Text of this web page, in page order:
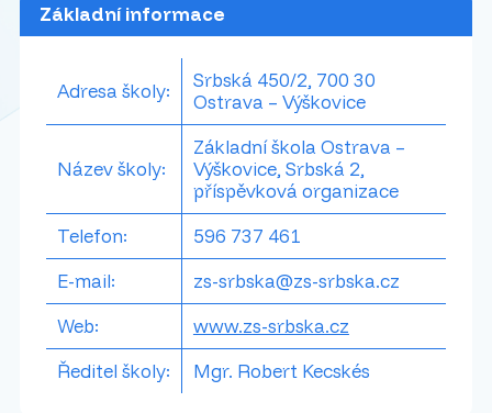
Základní informace
Adresa školy:
Srbská 450/2, 700 30
Ostrava – Výškovice
Název školy:
Základní škola Ostrava –
Výškovice, Srbská 2,
příspěvková organizace
Telefon:
596 737 461
E-mail:
zs-srbska@zs-srbska.cz
Web:
www.zs-srbska.cz
Ředitel školy:
Mgr. Robert Kecskés